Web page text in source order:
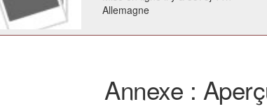
Allemagne
Annexe :